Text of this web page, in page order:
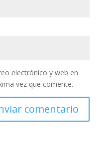
electrónico y web en
vez que comente.